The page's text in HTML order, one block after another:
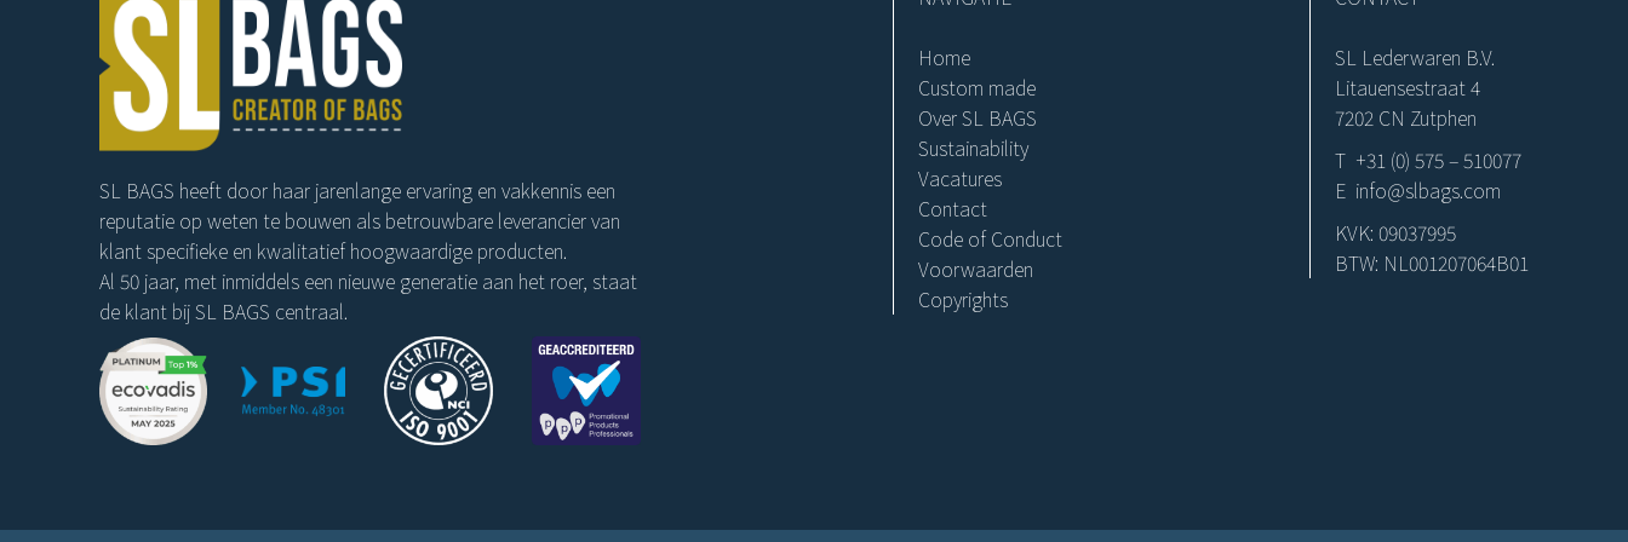
SL BAGS heeft door haar jarenlange ervaring en vakkennis een
reputatie op weten te bouwen als betrouwbare leverancier van
klant specifieke en kwalitatief hoogwaardige producten.
Al 50 jaar, met inmiddels een nieuwe generatie aan het roer, staat
de klant bij SL BAGS centraal.
Home
Custom made
Over SL BAGS
Sustainability
Vacatures
Contact
Code of Conduct
Voorwaarden
Copyrights
SL Lederwaren B.V.
Litauensestraat 4
7202 CN Zutphen
T +31 (0) 575 – 510077
E info@slbags.com
KVK: 09037995
BTW: NL001207064B01